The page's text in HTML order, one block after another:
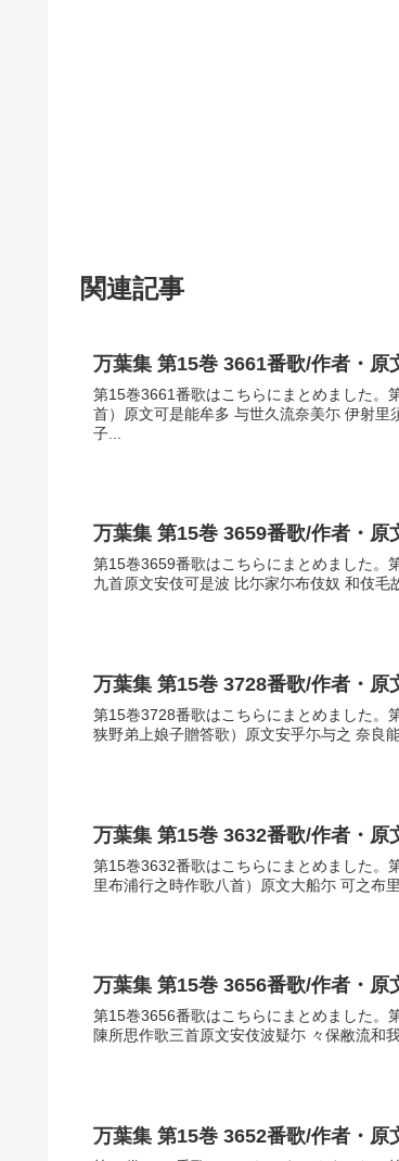
関連記事
万葉集 第15巻 3661番歌/作者・原
第15巻3661番歌はこちらにまとめました。
首）原文可是能牟多 与世久流奈美尓 伊射
子...
万葉集 第15巻 3659番歌/作者・原
第15巻3659番歌はこちらにまとめました。
九首原文安伎可是波 比尓家尓布伎奴 和伎
万葉集 第15巻 3728番歌/作者・原
第15巻3728番歌はこちらにまとめました。
狭野弟上娘子贈答歌）原文安乎尓与之 奈良
万葉集 第15巻 3632番歌/作者・原
第15巻3632番歌はこちらにまとめました。
里布浦行之時作歌八首）原文大船尓 可之布
万葉集 第15巻 3656番歌/作者・原
第15巻3656番歌はこちらにまとめました。
陳所思作歌三首原文安伎波疑尓 々保敝流和
万葉集 第15巻 3652番歌/作者・原